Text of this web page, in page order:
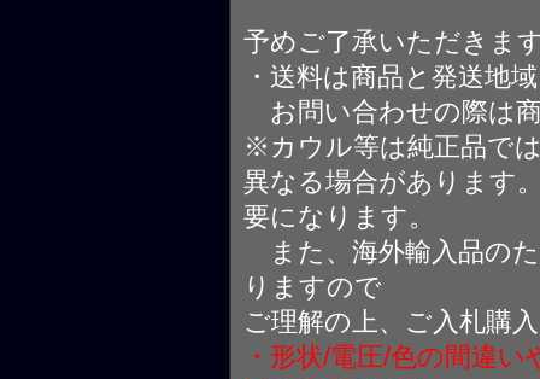
予めご了承いただきま
・送料は商品と発送地
お問い合わせの際は
※カウル等は純正品で
異なる場合があります
要になります。
また、海外輸入品の
りますので
ご理解の上、ご入札購
・形状/電圧/色の間違